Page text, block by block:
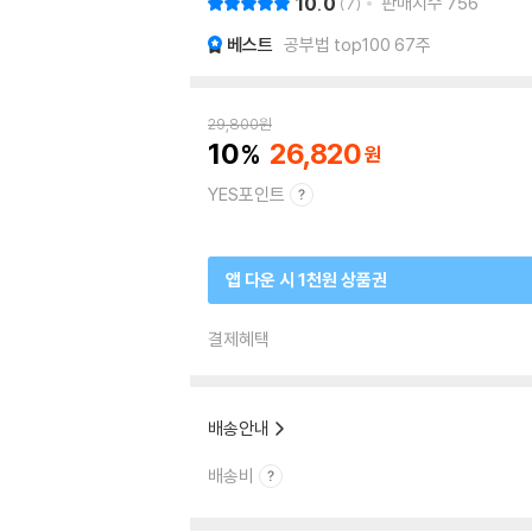
베스트 공부법 top100 67주
29,800원
10 26,820
YES포인트
앱 다운 시 1천원 상품권
결제혜택
배송안내
배송비